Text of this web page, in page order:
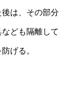
は、その部分
ども隔離して
げる。